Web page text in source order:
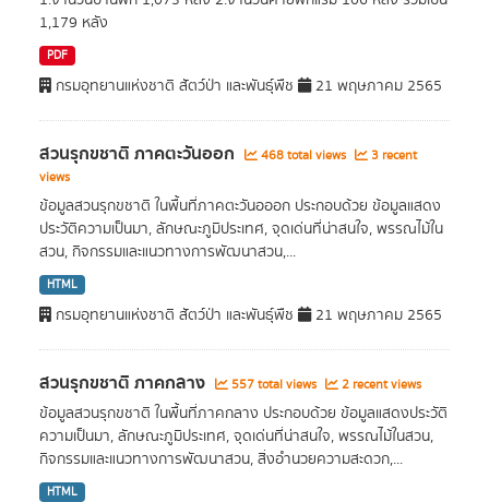
1,179 หลัง
PDF
กรมอุทยานแห่งชาติ สัตว์ป่า และพันธุ์พืช 21 พฤษภาคม 2565
สวนรุกขชาติ ภาคตะวันออก 468 total views
3 recent
views
ข้อมูลสวนรุกขชาติ ในพื้นที่ภาคตะวันอออก ประกอบด้วย ข้อมูลแสดง
ประวัติความเป็นมา, ลักษณะภูมิประเทศ, จุดเด่นที่น่าสนใจ, พรรณไม้ใน
สวน, กิจกรรมและแนวทางการพัฒนาสวน,...
HTML
กรมอุทยานแห่งชาติ สัตว์ป่า และพันธุ์พืช 21 พฤษภาคม 2565
สวนรุกขชาติ ภาคกลาง 557 total views 2 recent views
ข้อมูลสวนรุกขชาติ ในพื้นที่ภาคกลาง ประกอบด้วย ข้อมูลแสดงประวัติ
ความเป็นมา, ลักษณะภูมิประเทศ, จุดเด่นที่น่าสนใจ, พรรณไม้ในสวน,
กิจกรรมและแนวทางการพัฒนาสวน, สิ่งอำนวยความสะดวก,...
HTML